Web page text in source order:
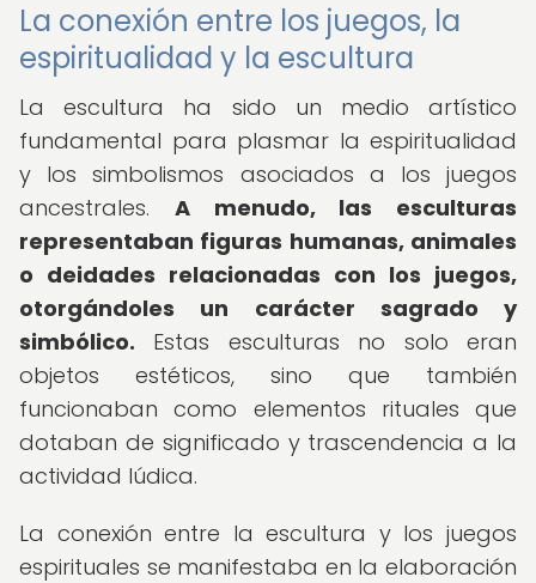
La conexión entre los juegos, la
espiritualidad y la escultura
La escultura ha sido un medio artístico
fundamental para plasmar la espiritualidad
y los simbolismos asociados a los juegos
ancestrales. A menudo, las esculturas
representaban figuras humanas, animales
o deidades relacionadas con los juegos,
otorgándoles un carácter sagrado y
simbólico. Estas esculturas no solo eran
objetos estéticos, sino que también
funcionaban como elementos rituales que
dotaban de significado y trascendencia a la
actividad lúdica.
La conexión entre la escultura y los juegos
espirituales se manifestaba en la elaboración